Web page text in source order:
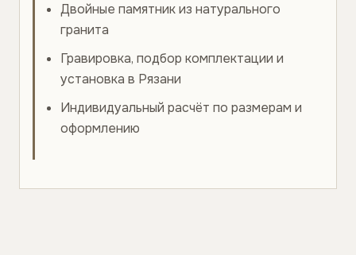
Двойные памятник из натурального
гранита
Гравировка, подбор комплектации и
установка в Рязани
Индивидуальный расчёт по размерам и
оформлению